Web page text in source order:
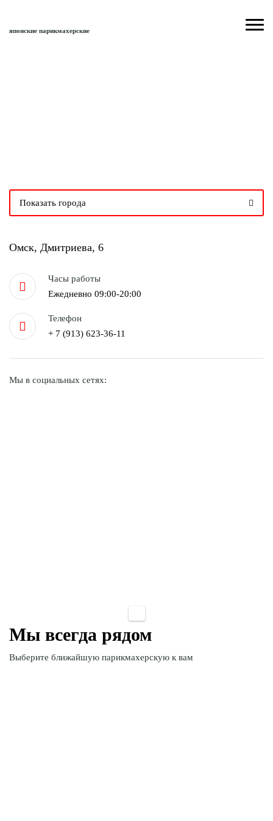
японские парикмахерские
Показать города
Омск, Дмитриева, 6
Часы работы
Ежедневно 09:00-20:00
Телефон
+ 7 (913) 623-36-11
Мы в социальных сетях:
Мы всегда рядом
Выберите ближайшую парикмахерскую к вам